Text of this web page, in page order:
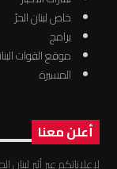
خاص لبنان الحرّ
برامج
موقع القوات
المسيرة
أعلن معنا
لإعلاناتكم عبر أثير لبنان